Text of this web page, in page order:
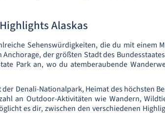
Alaskas
Sehenswürdigkeiten, die du mit einem
Anchorage, der größten Stadt des
Park an, wo du atemberaubende
Denali-Nationalpark, Heimat des höchsten
an Outdoor-Aktivitäten wie Wandern,
es dir, zwischen den verschiedenen